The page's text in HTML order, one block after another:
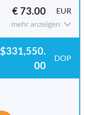
€ 73.00
EUR
mehr anzeigen
00
DOP